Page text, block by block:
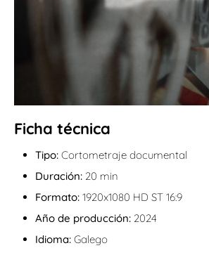
Ficha técnica
Tipo: Cortometraje documental
Duración: 20 min
Formato: 1920x1080 HD ST 16:9
Año de producción: 2024
Idioma: Galego